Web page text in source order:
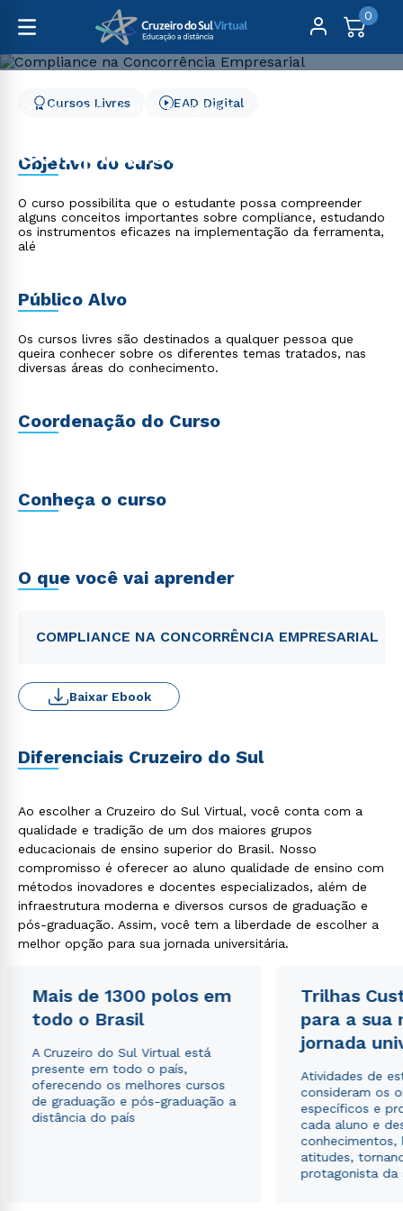
0
Cursos Livres
Gestão e Negócios
Compliance na
Concorrência Empresarial
Cursos Livres EAD Digital
Objetivo do curso
O curso possibilita que o estudante possa compreender
alguns conceitos importantes sobre compliance, estudando
os instrumentos eficazes na implementação da ferramenta,
alé
Público Alvo
Os cursos livres são destinados a qualquer pessoa que
queira conhecer sobre os diferentes temas tratados, nas
diversas áreas do conhecimento.
Coordenação do Curso
Conheça o curso
O que você vai aprender
COMPLIANCE NA CONCORRÊNCIA EMPRESARIAL
Baixar Ebook
Diferenciais Cruzeiro do Sul
Ao escolher a Cruzeiro do Sul Virtual, você conta com a
qualidade e tradição de um dos maiores grupos
educacionais de ensino superior do Brasil. Nosso
compromisso é oferecer ao aluno qualidade de ensino com
métodos inovadores e docentes especializados, além de
infraestrutura moderna e diversos cursos de graduação e
pós-graduação. Assim, você tem a liberdade de escolher a
melhor opção para sua jornada universitária.
Mais de 1300 polos em
todo o Brasil
A Cruzeiro do Sul Virtual está
presente em todo o país,
oferecendo os melhores cursos
de graduação e pós-graduação a
distância do país
Trilhas
para a sua
jornada
Atividades de
consideram os
específicos e
cada aluno e
conhecimentos,
atitudes,
protagonista da